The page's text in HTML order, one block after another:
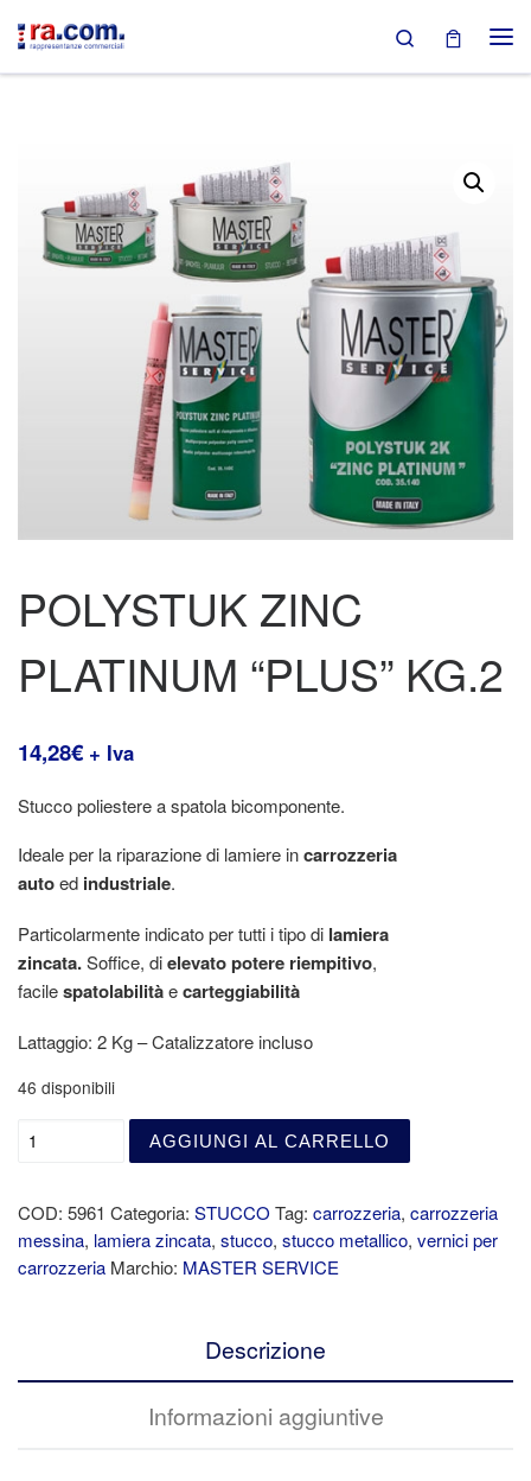
Passa al contenuto Search
POLYSTUK ZINC
PLATINUM “PLUS” KG.2
14,28€ + Iva
Stucco poliestere a spatola bicomponente.
Ideale per la riparazione di lamiere incarrozzeria
autoed industriale.
Particolarmente indicato per tutti i tipo di lamiera
zincata.Soffice, dielevato potere riempitivo,
facilespatolabilitàecarteggiabilità
Lattaggio: 2 Kg – Catalizzatore incluso
46 disponibili
AGGIUNGI AL CARRELLO
COD: 5961 Categoria: STUCCO Tag: carrozzeria, carrozzeria
messina, lamiera zincata, stucco, stucco metallico, vernici per
carrozzeria Marchio: MASTER SERVICE
Descrizione
Informazioni aggiuntive